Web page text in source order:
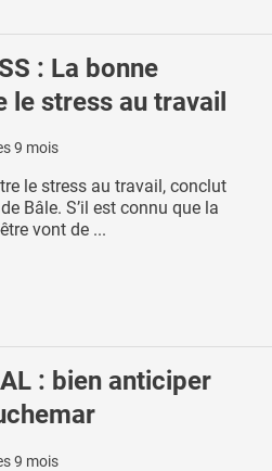
: La bonne
le stress au travail
9 mois
le stress au travail, conclut
Bâle. S’il est connu que la
vont de ...
: bien anticiper
9 mois